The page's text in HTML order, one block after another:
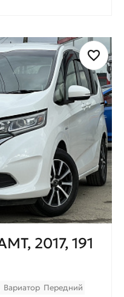
2017, 191
Вариатор Передний